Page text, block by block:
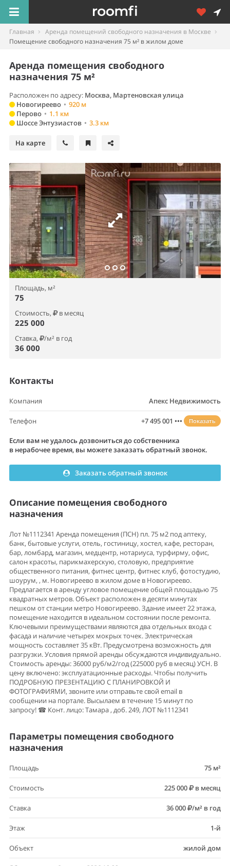
Главная
Аренда помещений свободного назначения в Москве
Помещение свободного назначения 75 м² в жилом доме
Аренда помещения свободного
назначения 75 м²
Расположен по адресу: Москва, Мартеновская улица
Новогиреево • 920 м
Перово • 1.1 км
Шоссе Энтузиастов • 3.3 км
На карте
Площадь, м²
75
Стоимость, в месяц
225 000
Ставка, /м² в год
36 000
Контакты
Компания Апекс Недвижимость
Телефон +7 495 001 ••• Показать
Если вам не удалось дозвониться до собственника
в нерабочее время, вы можете заказать обратный звонок.
Заказать обратный звонок
Описание помещения свободного
назначения
Лот №1112341 Аренда помещения (ПСН) пл. 75 м2 под аптеку,
банк, бытовые услуги, отель, гостиницу, хостел, кафе, ресторан,
бар, ломбард, магазин, медцентр, нотариуса, турфирму, офис,
салон красоты, парикмахерскую, столовую, предприятие
общественного питания, фитнес центр, фитнес клуб, фотостудию,
шоурум, , м. Новогиреево в жилом доме в Новогиреево.
Предлагается в аренду угловое помещение общей площадью 75
квадратных метров. Объект расположен в десяти минутах
пешком от станции метро Новогиреево. Здание имеет 22 этажа,
помещение находится в идеальном состоянии после ремонта.
Ключевыми преимуществами являются два отдельных входа с
фасада и наличие четырех мокрых точек. Электрическая
мощность составляет 35 кВт. Предусмотрена возможность для
разгрузки. Условия прямой аренды обсуждаются индивидуально.
Стоимость аренды: 36000 руб/м2/год (225000 руб в месяц) УСН. В
цену включено: эксплуатационные расходы. Чтобы получить
ПОДРОБНУЮ ПРЕЗЕНТАЦИЮ С ПЛАНИРОВКОЙ И
ФОТОГРАФИЯМИ, звоните или отправьте свой email в
сообщении на портале. Высылаем в течение 15 минут по
запросу! ☎ Конт. лицо: Тамара , доб. 249, ЛОТ №1112341
Параметры помещения свободного
назначения
Площадь 75 м²
Стоимость 225 000 в месяц
Ставка 36 000 /м² в год
Этаж 1-й
Объект жилой дом